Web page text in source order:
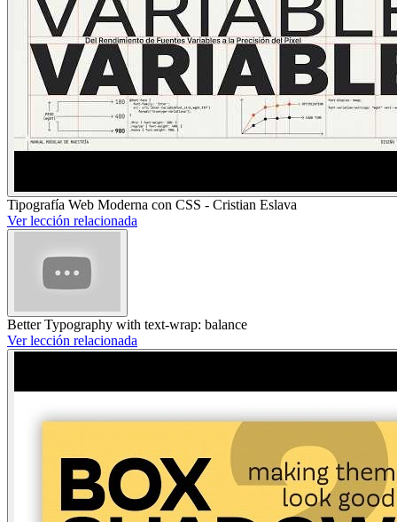
Tipografía Web Moderna con CSS - Cristian Eslava
Ver lección relacionada
Better Typography with text-wrap: balance
Ver lección relacionada